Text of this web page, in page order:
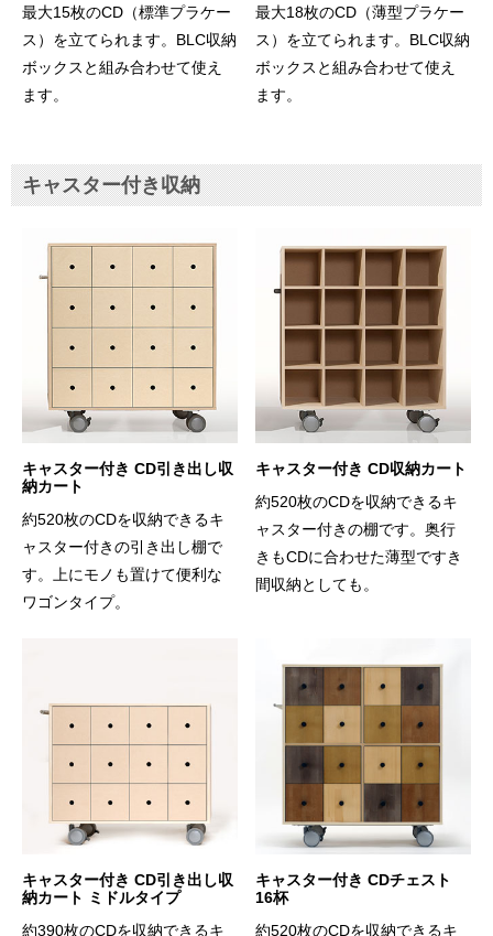
最大15枚のCD（標準プラケー
ス）を立てられます。BLC収納
ボックスと組み合わせて使え
ます。
最大18枚のCD（薄型プラケー
ス）を立てられます。BLC収納
ボックスと組み合わせて使え
ます。
キャスター付き収納
キャスター付き CD引き出し収
納カート
約520枚のCDを収納できるキ
ャスター付きの引き出し棚で
す。上にモノも置けて便利な
ワゴンタイプ。
キャスター付き CD収納カート
約520枚のCDを収納できるキ
ャスター付きの棚です。奥行
きもCDに合わせた薄型ですき
間収納としても。
キャスター付き CD引き出し収
納カート ミドルタイプ
約390枚のCDを収納できるキ
キャスター付き CDチェスト
16杯
約520枚のCDを収納できるキ